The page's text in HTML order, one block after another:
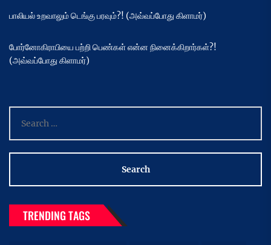
பாலியல் உறவாலும் டெங்கு பரவும்?! (அவ்வப்போது கிளாமர்)
போர்னோகிராபியை பற்றி பெண்கள் என்ன நினைக்கிறார்கள்?!
(அவ்வப்போது கிளாமர்)
for:
TRENDING TAGS